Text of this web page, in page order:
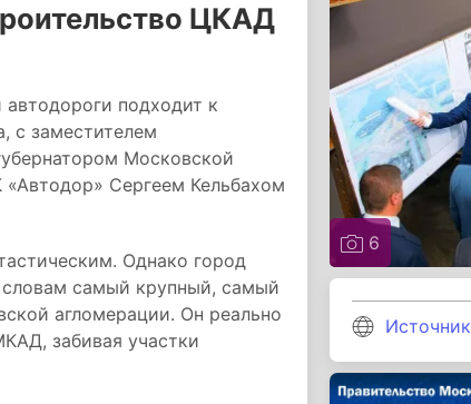
ЦКАД
подходит к
с заместителем
Московской
Сергеем Кельбахом
Однако город
словам самый крупный, самый
агломерации. Он реально
забивая участки
6
Источник